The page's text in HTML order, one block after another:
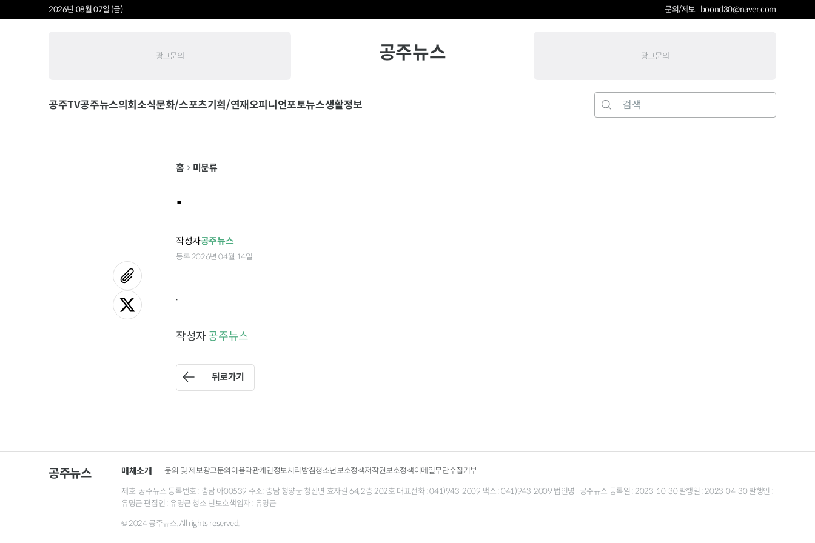
2026년 08월 07일 (금) 문의/제보 boond30@naver.com
광고문의 공주뉴스 광고문의
공주TV공주뉴스의회소식문화/스포츠기획/연재오피니언포토뉴스생활정보
홈 미분류
.
작성자공주뉴스
등록 2026년 04월 14일
.
작성자 공주뉴스
뒤로가기
공주뉴스 매체소개 문의 및 제보광고문의이용약관개인정보처리방침청소년보호정책저작권보호정책이메일무단수집거부
제호: 공주뉴스 등록번호 : 충남 아00539 주소: 충남 청양군 청산면 효자길 64, 2층 202호 대표전화 : 041)943-2009 팩스 : 041)943-2009 법인명 : 공주뉴스 등록일 : 2023-10-30 발행일 : 2023-04-30 발행인 :
유명근 편집인 : 유명근 청소 년보호책임자 : 유명근
© 2024 공주뉴스. All rights reserved.